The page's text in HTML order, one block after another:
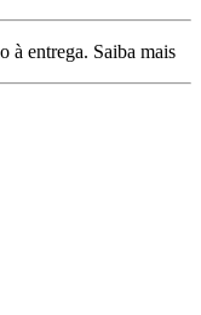
à entrega. Saiba mais